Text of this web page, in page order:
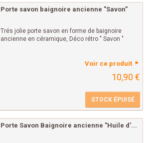
Porte savon baignoire ancienne "Savon"
Trés jolie porte savon en forme de baignoire
ancienne en céramique, Déco rétro " Savon "
Voir ce produit
10,90 €
STOCK ÉPUISÉ
Porte Savon Baignoire ancienne "Huile d'...